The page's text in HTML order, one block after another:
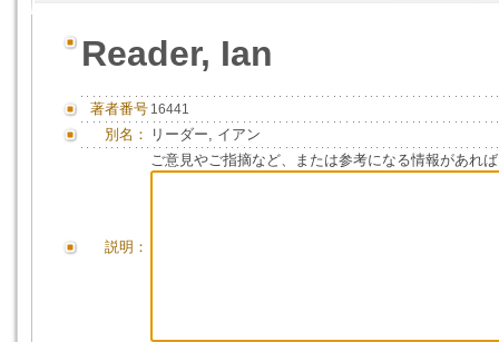
Reader, Ian
著者番号 16441
別名： リーダー, イアン
説明：
ご意見やご指摘など、または参考になる情報があれ